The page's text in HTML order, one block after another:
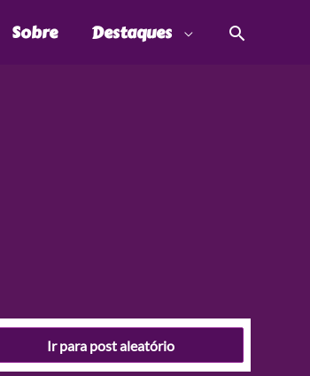
Sobre Destaques
Ir para post aleatório